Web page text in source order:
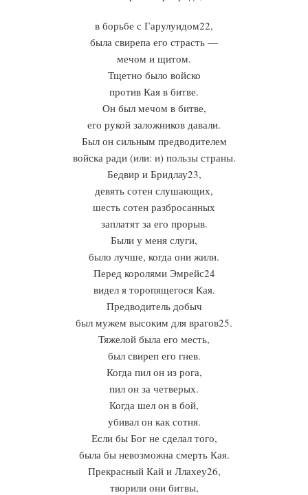
в борьбе с Гарулуидом22,
была свирепа его страсть —
мечом и щитом.
Тщетно было войско
против Кая в битве.
Он был мечом в битве,
его рукой заложников давали.
Был он сильным предводителем
войска ради (или: и) пользы страны.
Бедвир и Бридлау23,
девять сотен слушающих,
шесть сотен разбросанных
заплатят за его прорыв.
Были у меня слуги,
было лучше, когда они жили.
Перед королями Эмрейс24
видел я торопящегося Кая.
Предводитель добыч
был мужем высоким для врагов25.
Тяжелой была его месть,
был свиреп его гнев.
Когда пил он из рога,
пил он за четверых.
Когда шел он в бой,
убивал он как сотня.
Если бы Бог не сделал того,
была бы невозможна смерть Кая.
Прекрасный Кай и Ллахеу26,
творили они битвы,